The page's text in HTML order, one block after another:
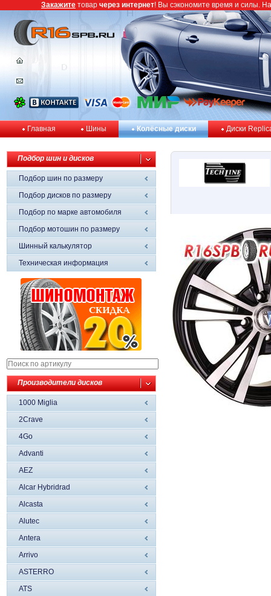
Главная Шины Колёсные диски Диски
Подбор шин и дисков
Подбор шин по размеру
Подбор дисков по размеру
Подбор по марке автомобиля
Подбор мотошин по размеру
Шинный калькулятор
Техническая информация
Производители дисков
1000 Miglia
2Crave
4Go
Advanti
AEZ
Alcar Hybridrad
Alcasta
Alutec
Antera
Arrivo
ASTERRO
ATS
Закажите товар через интернет! Вы сэкономите время и силы.